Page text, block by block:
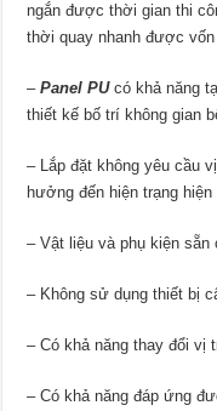
ngắn được thời gian thi
thời quay nhanh được
–Panel PUcó khả năng
thiết kế bố trí không gian
– Lắp đặt không yêu cầu
hưởng đến hiện trạng hiện
– Vật liệu và phụ kiện sẵn
– Không sử dụng thiết bị
– Có khả năng thay đổi vị
– Có khả năng đáp ứng